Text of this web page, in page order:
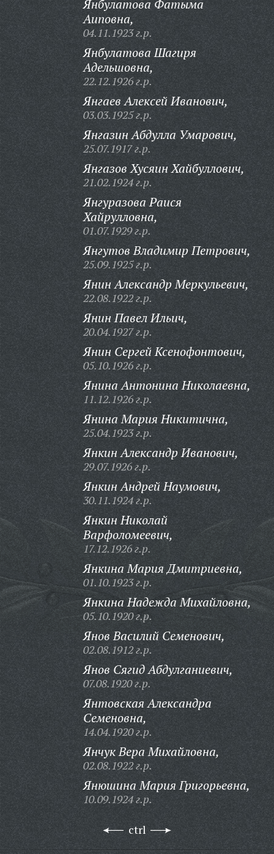
Янбулатова Фатыма
Аиповна,
04.11.1923 г.р.
Янбулатова Шагиря
Адельшовна,
22.12.1926 г.р.
Янгаев Алексей Иванович,
03.03.1925 г.р.
Янгазин Абдулла Умарович,
25.07.1917 г.р.
Янгазов Хусяин Хайбуллович,
21.02.1924 г.р.
Янгуразова Раися
Хайрулловна,
01.07.1929 г.р.
Янгутов Владимир Петрович,
25.09.1925 г.р.
Янин Александр Меркульевич,
22.08.1922 г.р.
Янин Павел Ильич,
20.04.1927 г.р.
Янин Сергей Ксенофонтович,
05.10.1926 г.р.
Янина Антонина Николаевна,
11.12.1926 г.р.
Янина Мария Никитична,
25.04.1923 г.р.
Янкин Александр Иванович,
29.07.1926 г.р.
Янкин Андрей Наумович,
30.11.1924 г.р.
Янкин Николай
Варфоломеевич,
17.12.1926 г.р.
Янкина Мария Дмитриевна,
01.10.1923 г.р.
Янкина Надежда Михайловна,
05.10.1920 г.р.
Янов Василий Семенович,
02.08.1912 г.р.
Янов Сягид Абдулганиевич,
07.08.1920 г.р.
Янтовская Александра
Семеновна,
14.04.1920 г.р.
Янчук Вера Михайловна,
02.08.1922 г.р.
Янюшина Мария Григорьевна,
10.09.1924 г.р.
ctrl